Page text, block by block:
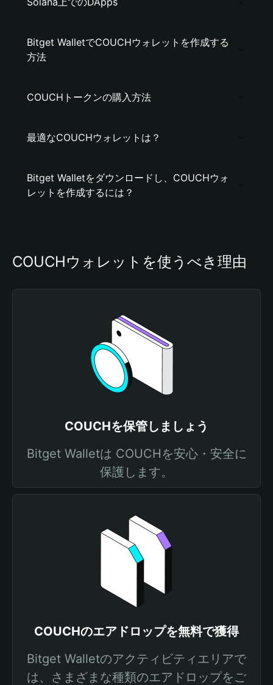
Bitget WalletでCOUCHウォレットを作成する
方法
COUCHトークンの購入方法
最適なCOUCHウォレットは？
Bitget Walletをダウンロードし、COUCHウォ
レットを作成するには？
COUCHウォレットを使うべき理由
COUCHを保管しましょう
Bitget Walletは COUCHを安心・安全に
保護します。
COUCHのエアドロップを無料で獲得
Bitget Walletのアクティビティエリアで
は、さまざまな種類のエアドロップをご